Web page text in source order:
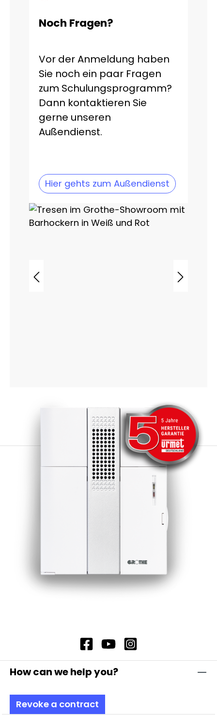
Noch Fragen?
Vor der Anmeldung haben
Sie noch ein paar Fragen
zum Schulungsprogramm?
Dann kontaktieren Sie
gerne unseren
Außendienst.
Hier gehts zum Außendienst
Skip image gallery
How can we help you?
Revoke a contract